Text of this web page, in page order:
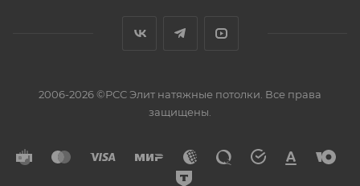
2006-2026 ©РСС Элит натяжные потолки. Все права
защищены.